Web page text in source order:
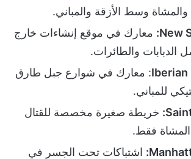
والمشاة وسط الأزقة والمباني.
New معارك في موقع إنشاءات خارج
الدبابات والطائرات.
: معارك في شوارع جبل طارق
للمباني.
خريطة صغيرة مخصصة للقتال
المشاة فقط.
اشتباكات تحت الجسر في